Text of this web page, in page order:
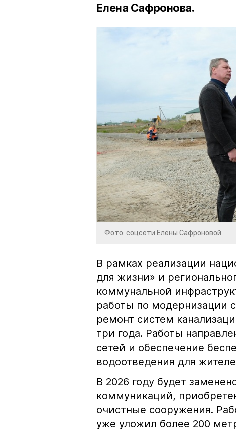
Елена Сафронова.
Фото: соцсети Елены Сафроновой
В рамках реализации
для жизни» и
коммунальной
работы по модернизации
ремонт систем
три года. Работы
сетей и обеспечение
водоотведения для
В 2026 году будет
коммуникаций,
очистные сооружения.
уже уложил более 200